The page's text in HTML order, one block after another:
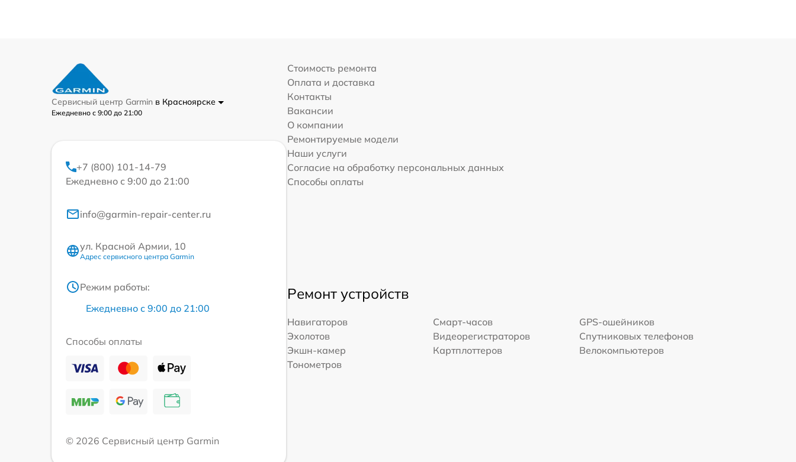
Сервисный центр Garmin в Красноярске
Ежедневно с 9:00 до 21:00
+7 (800) 101-14-79
Ежедневно с 9:00 до 21:00
info@garmin-repair-center.ru
ул. Красной Армии, 10
Адрес сервисного центра Garmin
Режим работы:
Ежедневно с 9:00 до 21:00
Способы оплаты
© 2026 Сервисный центр Garmin
Стоимость ремонта
Оплата и доставка
Контакты
Вакансии
О компании
Ремонтируемые модели
Наши услуги
Согласие на обработку персональных данных
Способы оплаты
Ремонт устройств
Навигаторов Смарт-часов
GPS-ошейников
Эхолотов
Видеорегистраторов
Спутниковых телефонов
Экшн-камер
Картплоттеров
Велокомпьютеров
Тонометров